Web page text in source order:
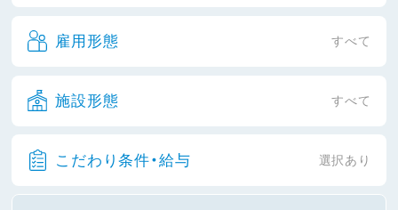
雇用形態 すべて
施設形態 すべて
こだわり条件・給与 選択あり